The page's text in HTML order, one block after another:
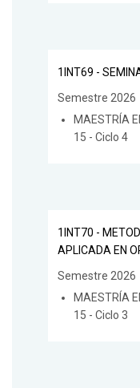
1INT69 -
Semestre 2026
MAESTRÍA
15 - Ciclo 4
1INT70 -
APLICADA EN
Semestre 2026
MAESTRÍA
15 - Ciclo 3